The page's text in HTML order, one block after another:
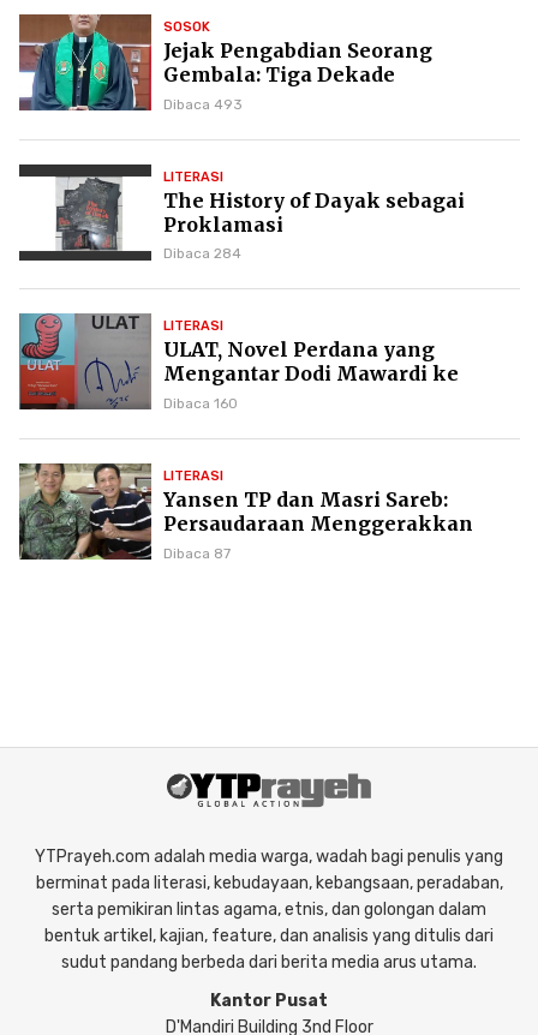
SOSOK
Jejak Pengabdian Seorang
Gembala: Tiga Dekade
Kepemimpinan Pdt. Dr. Yulius
Dibaca 493
LITERASI
The History of Dayak sebagai
Proklamasi
Dibaca 284
LITERASI
ULAT, Novel Perdana yang
Mengantar Dodi Mawardi ke
Puncak Karier Kepenulisan
Dibaca 160
LITERASI
Yansen TP dan Masri Sareb:
Persaudaraan Menggerakkan
Literasi Borneo
Dibaca 87
YTPrayeh.com adalah media warga, wadah bagi penulis yang
berminat pada literasi, kebudayaan, kebangsaan, peradaban,
serta pemikiran lintas agama, etnis, dan golongan dalam
bentuk artikel, kajian, feature, dan analisis yang ditulis dari
sudut pandang berbeda dari berita media arus utama.
Kantor Pusat
D'Mandiri Building 3nd Floor